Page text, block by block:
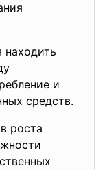
находить
и
средств.
роста